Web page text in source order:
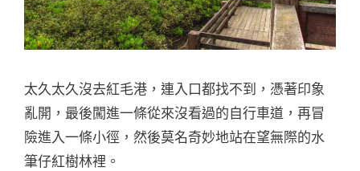
太久太久沒去紅毛港，連入口都找不到，憑著印象
亂開，最後闖進一條從來沒看過的自行車道，再冒
險進入一條小徑，然後莫名奇妙地站在望無際的水
筆仔紅樹林裡。